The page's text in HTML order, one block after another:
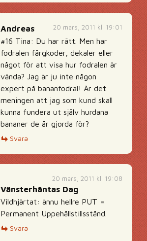
20 mars, 2011 kl. 19:01
Andreas
#16 Tina: Du har rätt. Men har
fodralen färgkoder, dekaler eller
något för att visa hur fodralen är
vända? Jag är ju inte någon
expert på bananfodral! Är det
meningen att jag som kund skall
kunna fundera ut själv hurdana
bananer de är gjorda för?
Svara
20 mars, 2011 kl. 19:08
Vänsterhäntas Dag
Vildhjärtat: ännu hellre PUT =
Permanent Uppehållstillsstånd.
Svara